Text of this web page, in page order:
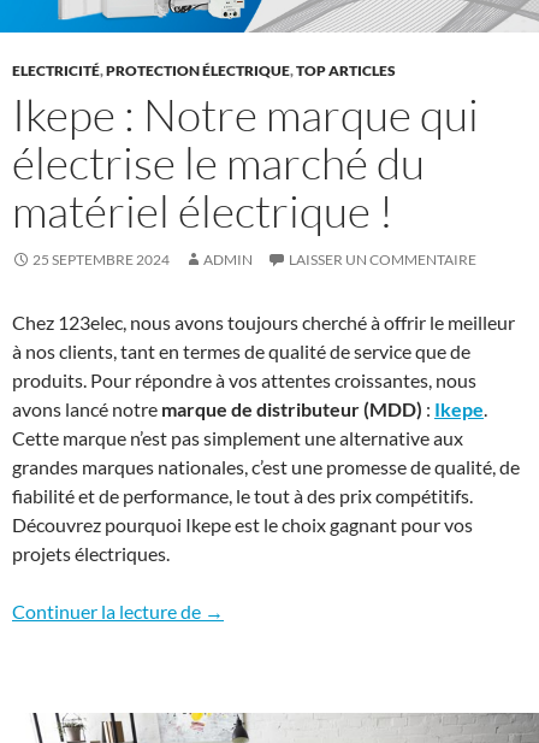
ELECTRICITÉ,PROTECTION ÉLECTRIQUE,TOP ARTICLES
Ikepe : Notre marque qui
électrise le marché du
matériel électrique !
25 SEPTEMBRE 2024 ADMIN LAISSER UN COMMENTAIRE
Chez 123elec, nous avons toujours cherché à offrir le meilleur
à nos clients, tant en termes de qualité de service que de
produits. Pour répondre à vos attentes croissantes, nous
avons lancé notre marque de distributeur (MDD) : Ikepe.
Cette marque n’est pas simplement une alternative aux
grandes marques nationales, c’est une promesse de qualité, de
fiabilité et de performance, le tout à des prix compétitifs.
Découvrez pourquoi Ikepe est le choix gagnant pour vos
projets électriques.
Continuer la lecture de Ikepe : Notre marque qui électrise le
→